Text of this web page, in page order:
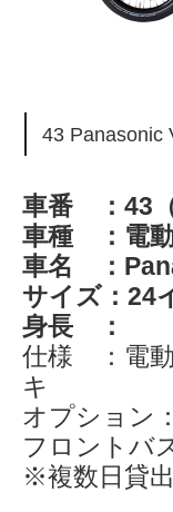
43 Panasonic
車番 ：43
車種 ：電
車名 ：
サイズ：24
身長 ：
仕様 ：電
キ
オプション
フロントバ
※複数日貸